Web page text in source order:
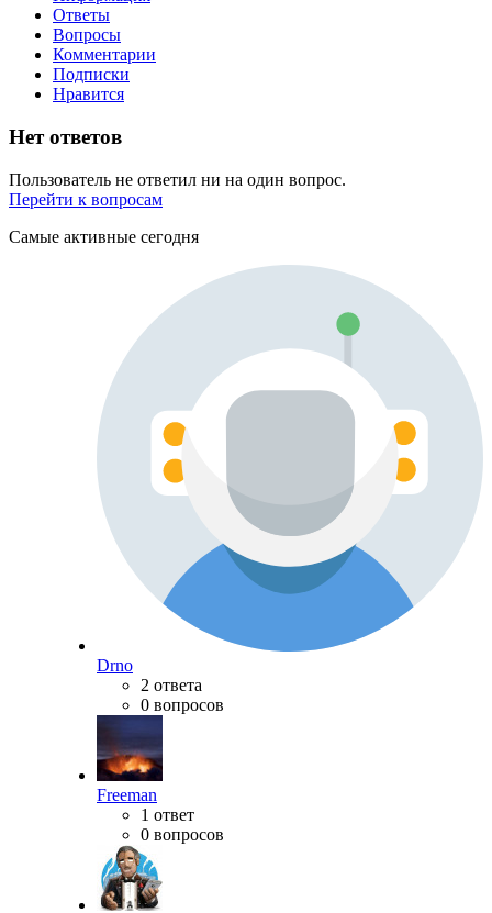
Ответы
Вопросы
Комментарии
Подписки
Нравится
Нет ответов
Пользователь не ответил ни на один вопрос.
Перейти к вопросам
Самые активные сегодня
Drno
2 ответа
0 вопросов
Freeman
1 ответ
0 вопросов